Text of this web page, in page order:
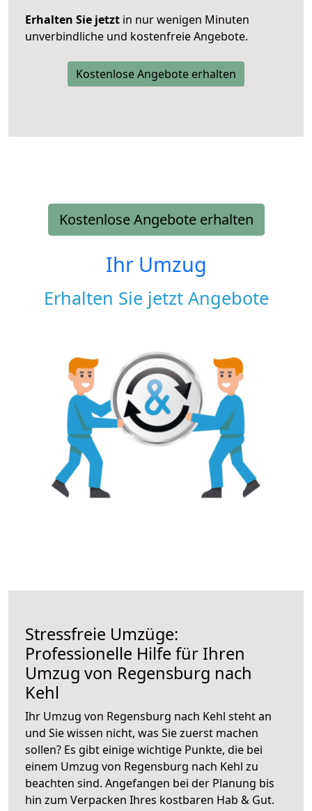
Erhalten Sie jetzt in nur wenigen Minuten
unverbindliche und kostenfreie Angebote.
Kostenlose Angebote erhalten
Kostenlose Angebote erhalten
Ihr Umzug
Erhalten Sie jetzt Angebote
Stressfreie Umzüge:
Professionelle Hilfe für Ihren
Umzug von Regensburg nach
Kehl
Ihr Umzug von Regensburg nach Kehl steht an
und Sie wissen nicht, was Sie zuerst machen
sollen? Es gibt einige wichtige Punkte, die bei
einem Umzug von Regensburg nach Kehl zu
beachten sind. Angefangen bei der Planung bis
hin zum Verpacken Ihres kostbaren Hab & Gut.